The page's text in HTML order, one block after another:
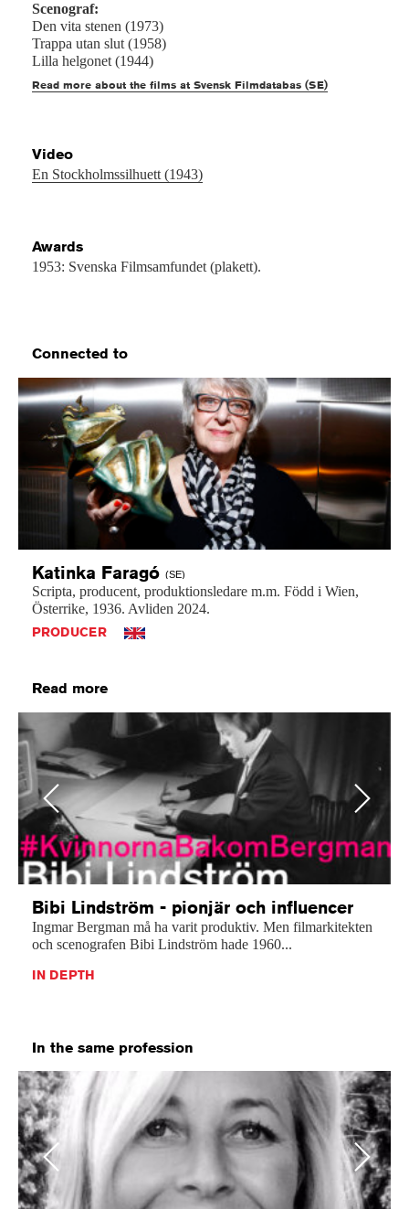
Scenograf:
Den vita stenen (1973)
Trappa utan slut (1958)
Lilla helgonet (1944)
Read more about the films at Svensk Filmdatabas (SE)
Video
En Stockholmssilhuett (1943)
Awards
1953: Svenska Filmsamfundet (plakett).
Connected to
Katinka Faragó (SE)
Scripta, producent, produktionsledare m.m. Född i Wien,
Österrike, 1936. Avliden 2024.
PRODUCER
Read more
Previous
Bibi Lindström - pionjär och influencer
Ingmar Bergman må ha varit produktiv. Men filmarkitekten
och scenografen Bibi Lindström hade 1960...
IN DEPTH
Next
In the same profession
Previous Next